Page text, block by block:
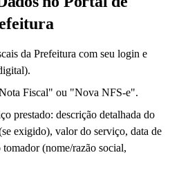
da Prefeitura com seu login e
Fiscal" ou "Nova NFS-e".
prestado: descrição detalhada do
exigido), valor do serviço, data de
(nome/razão social,